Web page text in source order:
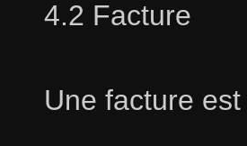
4.2 Facture
Une facture